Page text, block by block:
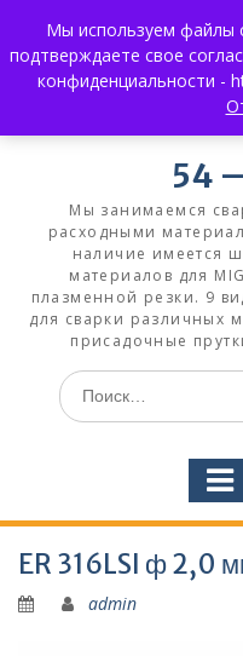
содержимому
+7 (383) 375-
What's App:
+7 930 858
54
Мы занимаемся
расходными
наличие имеется
материалов для
плазменной резки. 9
для сварки различных
присадочные
Искать:
ER 316LSI ф 2,0
admin
Мы используем файлы
подтверждаете свое
конфиденциальности -